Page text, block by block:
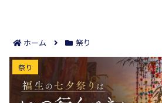
ホーム 祭り
福生の七夕祭りはいつ行くべき
2026年の日程と時間を早めに
祭り